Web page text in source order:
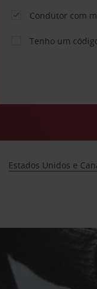
Condutor com
Tenho um
Estados Unidos e